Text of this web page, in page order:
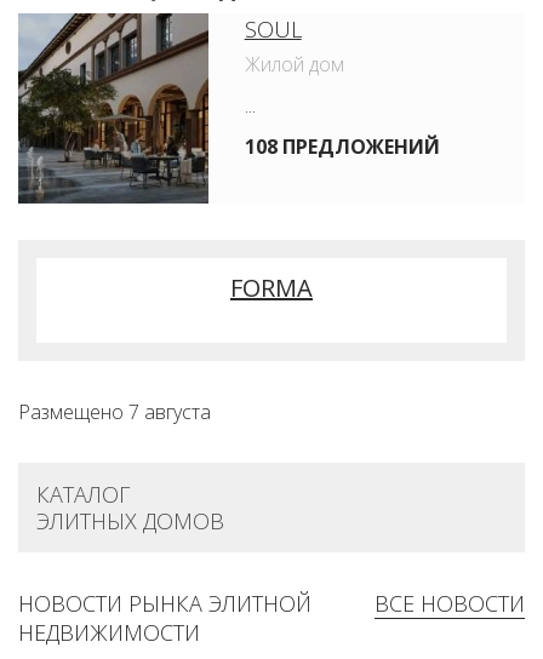
SOUL
Жилой дом
...
108 ПРЕДЛОЖЕНИЙ
FORMA
Размещено 7 августа
КАТАЛОГ
ЭЛИТНЫХ ДОМОВ
ВСЕ НОВОСТИ
НОВОСТИ РЫНКА ЭЛИТНОЙ
НЕДВИЖИМОСТИ